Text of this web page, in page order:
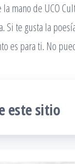
mano de UCO
Si te gusta la
es para ti. No
este sitio